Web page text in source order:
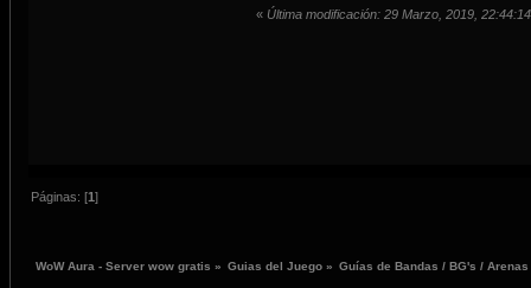
« Última modificación: 29 Marzo, 2019,
Páginas: [1]
WoW Aura - Server wow gratis » Guias del Juego » Guías de Bandas / BG's /